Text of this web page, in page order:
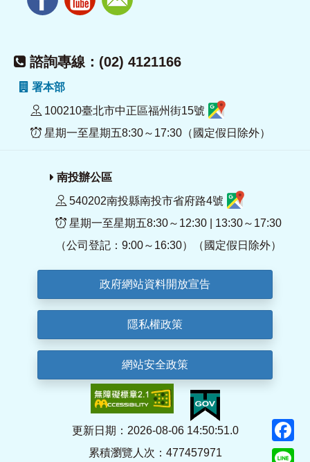
諮詢專線：(02) 4121166
署本部
100210臺北市中正區福州街15號
星期一至星期五8:30～17:30（國定假日除外）
南投辦公區
540202南投縣南投市省府路4號
星期一至星期五8:30～12:30 | 13:30～17:30
（公司登記：9:00～16:30）（國定假日除外）
政府網站資料開放宣告
隱私權政策
網站安全政策
更新日期：2026-08-06 14:50:51.0
累積瀏覽人次：477457971